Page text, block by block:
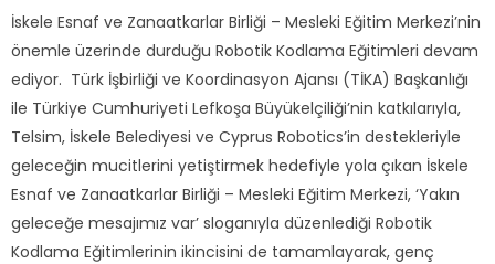
İskele Esnaf ve Zanaatkarlar Birliği – Mesleki Eğitim Merkezi’nin
önemle üzerinde durduğu Robotik Kodlama Eğitimleri devam
ediyor. Türk İşbirliği ve Koordinasyon Ajansı (TİKA) Başkanlığı
ile Türkiye Cumhuriyeti Lefkoşa Büyükelçiliği’nin katkılarıyla,
Telsim, İskele Belediyesi ve Cyprus Robotics’in destekleriyle
geleceğin mucitlerini yetiştirmek hedefiyle yola çıkan İskele
Esnaf ve Zanaatkarlar Birliği – Mesleki Eğitim Merkezi, ‘Yakın
geleceğe mesajımız var’ sloganıyla düzenlediği Robotik
Kodlama Eğitimlerinin ikincisini de tamamlayarak, genç